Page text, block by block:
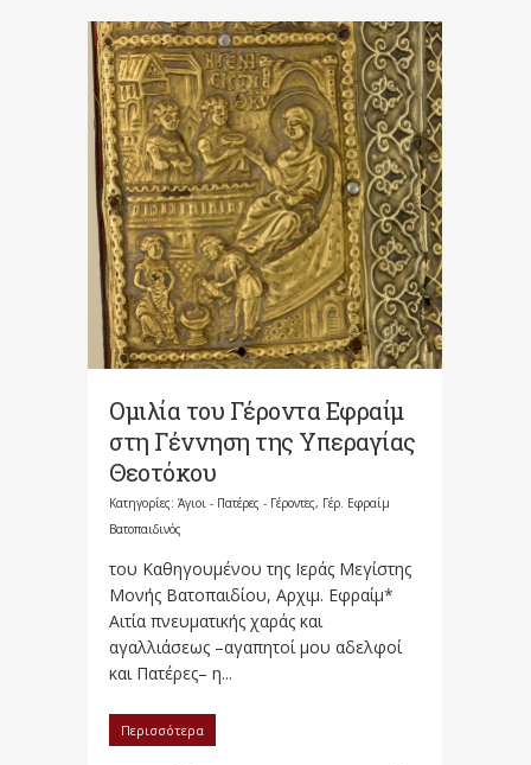
Ομιλία του Γέροντα Εφραίμ
στη Γέννηση της Υπεραγίας
Θεοτόκου
Κατηγορίες: Άγιοι - Πατέρες - Γέροντες, Γέρ. Εφραίμ
Βατοπαιδινός
του Καθηγουμένου της Ιεράς Μεγίστης
Μονής Βατοπαιδίου, Αρχιμ. Εφραίμ*
Αιτία πνευματικής χαράς και
αγαλλιάσεως –αγαπητοί μου αδελφοί
και Πατέρες– η...
Περισσότερα